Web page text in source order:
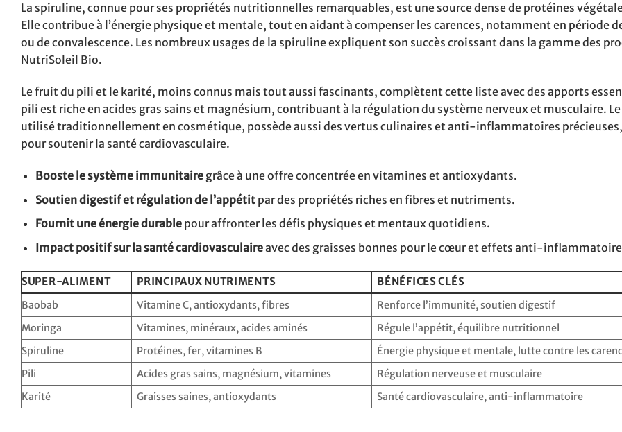
La spiruline, connue pour ses propriétés nutritionnelles remarquables, est une source dense de protéines
Elle contribue à l’énergie physique et mentale, tout en aidant à compenser les carences, notamment en période
ou de convalescence. Les nombreux usages de la spiruline expliquent son succès croissant dans la gamme des
NutriSoleil Bio.
Le fruit du pili et le karité, moins connus mais tout aussi fascinants, complètent cette liste avec des apports
pili est riche en acides gras sains et magnésium, contribuant à la régulation du système nerveux et musculaire.
utilisé traditionnellement en cosmétique, possède aussi des vertus culinaires et anti-inflammatoires
pour soutenir la santé cardiovasculaire.
Booste le système immunitairegrâce à une offre concentrée en vitamines et antioxydants.
Soutien digestif et régulation de l’appétitpar des propriétés riches en fibres et nutriments.
Fournit une énergie durablepour affronter les défis physiques et mentaux quotidiens.
Impact positif sur la santé cardiovasculaireavec des graisses bonnes pour le cœur et effets anti-
SUPER-ALIMENT PRINCIPAUX NUTRIMENTS
BÉNÉFICES CLÉS
Baobab
Vitamine C, antioxydants, fibres
Renforce l’immunité, soutien digestif
Moringa
Vitamines, minéraux, acides aminés
Régule l’appétit, équilibre nutritionnel
Spiruline
Protéines, fer, vitamines B
Énergie physique et mentale, lutte contre les
Pili
Acides gras sains, magnésium, vitamines
Régulation nerveuse et musculaire
Karité
Graisses saines, antioxydants Santé cardiovasculaire, anti-inflammatoire